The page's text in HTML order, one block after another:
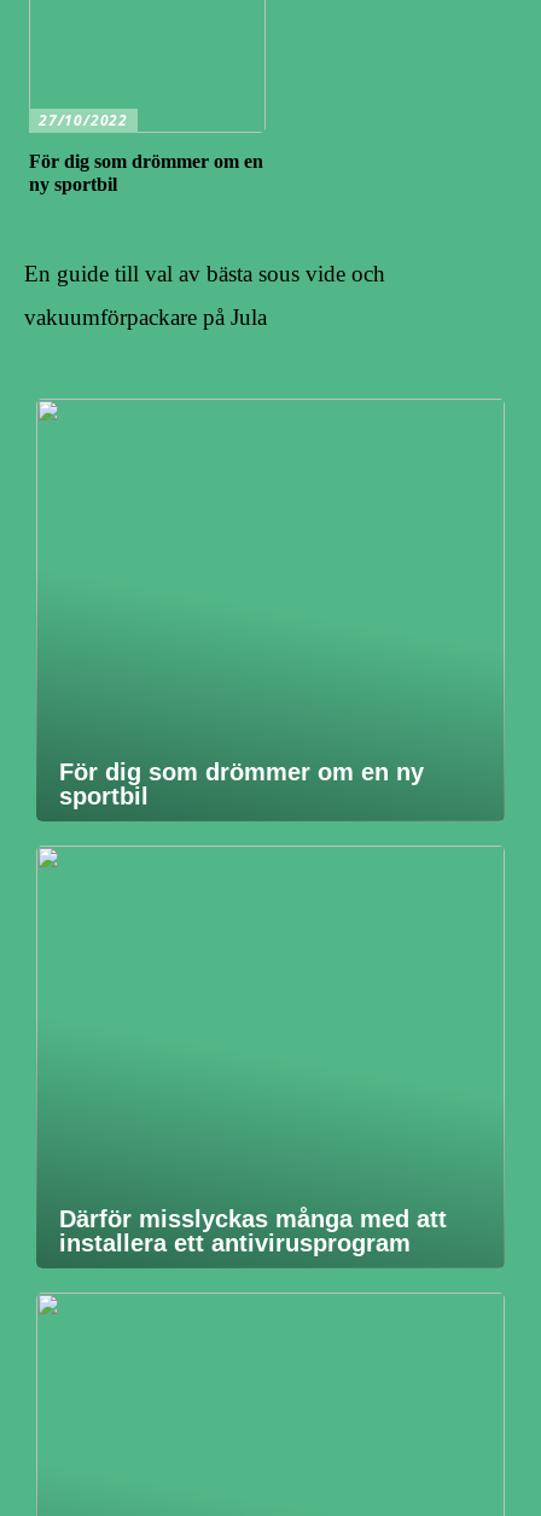
27/10/2022
För dig som drömmer om en
ny sportbil
En guide till val av bästa sous vide och
vakuumförpackare på Jula
För dig som drömmer om en ny
sportbil
Därför misslyckas många med att
installera ett antivirusprogram